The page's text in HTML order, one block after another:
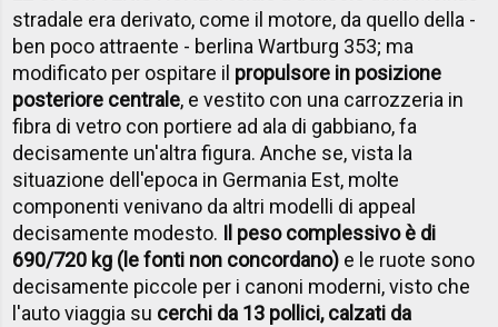
stradale era derivato, come il motore, da quello della -
ben poco attraente - berlina Wartburg 353; ma
modificato per ospitare il propulsore in posizione
posteriore centrale, e vestito con una carrozzeria in
fibra di vetro con portiere ad ala di gabbiano, fa
decisamente un'altra figura. Anche se, vista la
situazione dell'epoca in Germania Est, molte
componenti venivano da altri modelli di appeal
decisamente modesto. Il peso complessivo è di
690/720 kg (le fonti non concordano) e le ruote sono
decisamente piccole per i canoni moderni, visto che
l'auto viaggia su cerchi da 13 pollici, calzati da